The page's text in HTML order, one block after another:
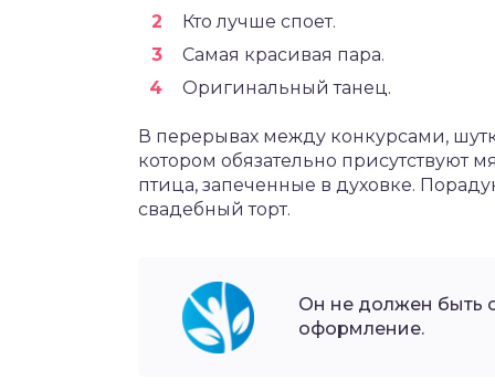
Кто лучше споет.
Самая красивая пара.
Оригинальный танец.
В перерывах между конкурсами,
котором обязательно присутствуют
птица, запеченные в духовке.
свадебный торт.
Он не должен быть
оформление.